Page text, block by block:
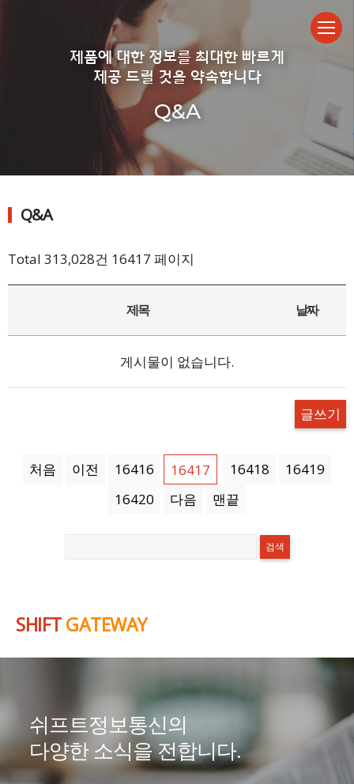
제품에 대한 정보를 최대한 빠르게
제공 드릴 것을 약속합니다
Q&A
Q&A
Total 313,028건 16417 페이지
제목 날짜
게시물이 없습니다.
글쓰기
처음 이전 16416 16417 16418
16419
16420
다음 맨끝
SHIFTGATEWAY
쉬프트정보통신의
다양한 소식을 전합니다.